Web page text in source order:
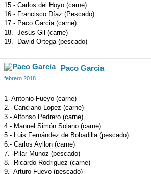
15.- Carlos del Hoyo (carne)
16.- Francisco Díaz (Pescado)
17.- Paco Garcia (carne)
18.- Jesús Gil (carne)
19.- David Ortega (pescado)
Paco Garcia
febrero 2018
1- Antonio Fueyo (carne)
2.- Canciano Lopez (carne)
3.- Alfonso Pedrero (carne)
4.- Manuel Simón Solano (carne)
5.- Luis Fernández de Bobadilla (pescado)
6.- Carlos Ayllon (carne)
7.- Pilar Munoz (pescado)
8.- Ricardo Rodriguez (carne)
9.- Arturo Fueyo (pescado)